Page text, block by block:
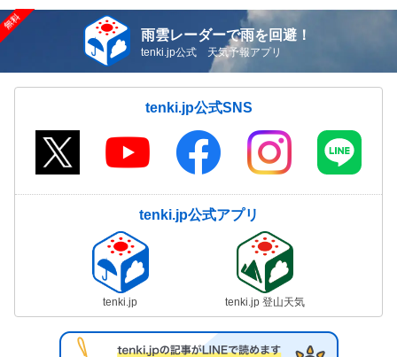
雨雲レーダーで雨を回避！
tenki.jp公式 天気予報アプリ
tenki.jp公式SNS
tenki.jp公式アプリ
tenki.jp tenki.jp 登山天気